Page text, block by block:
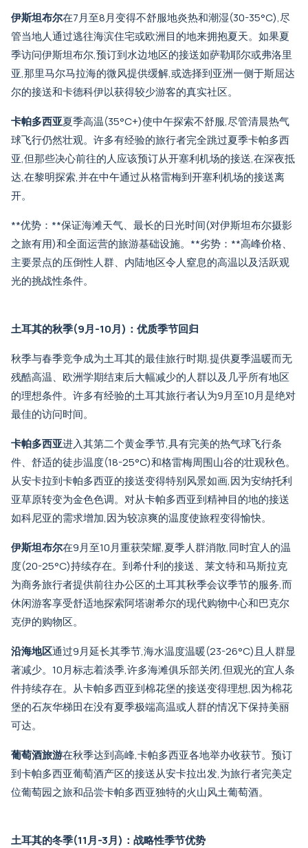
伊斯坦布尔在7月至8月变得不舒服地炎热和潮湿(30-35°C),尽
管当地人通过逃往海滨住宅或欧洲目的地来拥抱夏天。如果夏
季访问伊斯坦布尔,预订到水边地区的接送如萨勒耶尔或弗洛里
亚,那里马尔马拉海的微风提供缓解,或选择到亚洲一侧于斯屈达
尔的接送和卡德科伊以获得较少游客的真实社区。
卡帕多西亚夏季高温(35°C+)使中午探索不舒服,尽管清晨热气
球飞行仍然壮观。许多有经验的旅行者完全跳过夏季卡帕多西
亚,但那些决心前往的人应该预订从开塞利机场的接送,在深夜抵
达,在黎明探索,并在中午通过从格雷梅到开塞利机场的接送离
开。
**优势：**保证海滩天气、最长的日光时间(对伊斯坦布尔摄影
之旅有用)和全面运营的旅游基础设施。**劣势：**高峰价格、
主要景点的压倒性人群、内陆地区令人窒息的高温以及活跃观
光的挑战性条件。
土耳其的秋季(9月-10月)：优质季节回归
秋季与春季竞争成为土耳其的最佳旅行时期,提供夏季温暖而无
残酷高温、欧洲学期结束后大幅减少的人群以及几乎所有地区
的理想条件。许多有经验的土耳其旅行者认为9月至10月是绝对
最佳的访问时间。
卡帕多西亚进入其第二个黄金季节,具有完美的热气球飞行条
件、舒适的徒步温度(18-25°C)和格雷梅周围山谷的壮观秋色。
从安卡拉到卡帕多西亚的接送变得特别风景如画,因为安纳托利
亚草原转变为金色色调。对从卡帕多西亚到精神目的地的接送
如科尼亚的需求增加,因为较凉爽的温度使旅程变得愉快。
伊斯坦布尔在9月至10月重获荣耀,夏季人群消散,同时宜人的温
度(20-25°C)持续存在。 到希什利的接送、 莱文特和马斯拉克
为商务旅行者提供前往办公区的土耳其秋季会议季节的服务,而
休闲游客享受舒适地探索阿塔谢希尔的现代购物中心和巴克尔
克伊的购物区。
沿海地区通过9月延长其季节,海水温度温暖(23-26°C)且人群显
著减少。10月标志着淡季,许多海滩俱乐部关闭,但观光的宜人条
件持续存在。 从卡帕多西亚到棉花堡的接送变得理想,因为棉花
堡的石灰华梯田在没有夏季极端高温或人群的情况下保持美丽
可达。
葡萄酒旅游在秋季达到高峰,卡帕多西亚各地举办收获节。预订
到卡帕多西亚葡萄酒产区的接送从安卡拉出发,为旅行者完美定
位葡萄园之旅和品尝卡帕多西亚独特的火山风土葡萄酒。
土耳其的冬季(11月-3月)：战略性季节优势